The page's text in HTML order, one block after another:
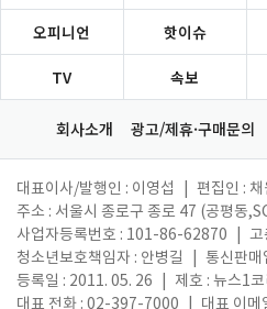
오피니언 핫이슈
TV 속보
회사소개 광고/제휴·구매문의
대표이사/발행인 : 이영섭 편집인 : 채
주소 : 서울시 종로구 종로 47 (공평동
사업자등록번호 : 101-86-62870
고
청소년보호책임자 : 안병길
통신판매
등록일 : 2011. 05. 26
제호 : 뉴스1
대표 전화 : 02-397-7000
대표 이메